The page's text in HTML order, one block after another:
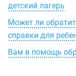
детский лагерь
Может ли
справки для
Вам в помощь